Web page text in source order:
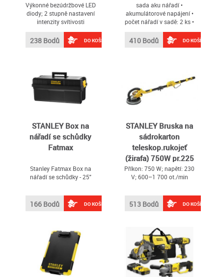
Výkonné bezúdržbové LED
diody; 2 stupně nastavení
intenzity svítivosti
238 Bodů DO KOŠÍKU
sada aku nářadí •
akumulátorové napájení •
počet nářadí v sadě: 2 ks •
rychlostní stupně • 2
akumulátory • max. krouticí
průměr sklíčidla 13 mm •
napětí akumulátoru 20 V •
regulace otáček: ANO •
410 Bodů DO KOŠÍKU
STANLEY Box na
nářadí se schůdky
Fatmax
Stanley Fatmax Box na
nářadí se schůdky - 25"
166 Bodů DO KOŠÍKU
STANLEY Bruska na
sádrokarton
teleskop.rukojeť
(žirafa) 750W pr.225
mm, taška
Příkon: 750 W; napětí: 230
V; 600–1 700 ot./min
513 Bodů DO KOŠÍKU